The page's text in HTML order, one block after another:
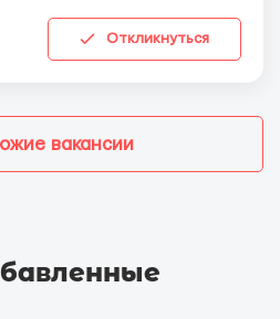
Откликнуться
вакансии